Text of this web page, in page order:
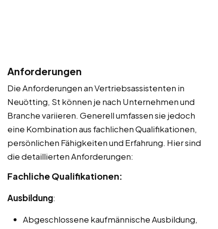
Anforderungen
Die Anforderungen an Vertriebsassistenten in
Neuötting, St können je nach Unternehmen und
Branche variieren. Generell umfassen sie jedoch
eine Kombination aus fachlichen Qualifikationen,
persönlichen Fähigkeiten und Erfahrung. Hier sind
die detaillierten Anforderungen:
Fachliche Qualifikationen:
Ausbildung:
Abgeschlossene kaufmännische Ausbildung,